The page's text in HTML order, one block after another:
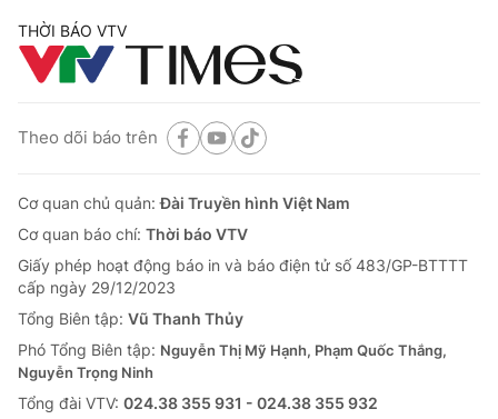
THỜI BÁO VTV
Theo dõi báo trên
Cơ quan chủ quản:Đài Truyền hình Việt Nam
Cơ quan báo chí: Thời báo VTV
Giấy phép hoạt động báo in và báo điện tử số 483/GP-BTTTT
cấp ngày 29/12/2023
Tổng Biên tập: Vũ Thanh Thủy
Phó Tổng Biên tập: Nguyễn Thị Mỹ Hạnh, Phạm Quốc Thắng,
Nguyễn Trọng Ninh
Tổng đài VTV: 024.38 355 931 - 024.38 355 932